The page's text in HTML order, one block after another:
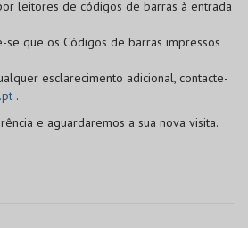
leitores de códigos de barras à entrada
se que os Códigos de barras impressos
esclarecimento adicional, contacte-
.
e aguardaremos a sua nova visita.